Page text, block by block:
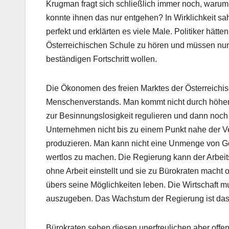
Krugman fragt sich schließlich immer noch,
konnte ihnen das nur entgehen? In Wirklichkeit
perfekt und erklärten es viele Male. Politiker
Österreichischen Schule zu hören und müssen
beständigen Fortschritt wollen.
Die Ökonomen des freien Marktes der
Menschenverstands. Man kommt nicht durch
zur Besinnungslosigkeit regulieren und dann
Unternehmen nicht bis zu einem Punkt nahe der
produzieren. Man kann nicht eine Unmenge von
wertlos zu machen. Die Regierung kann der
ohne Arbeit einstellt und sie zu Bürokraten macht
übers seine Möglichkeiten leben. Die Wirtschaft
auszugeben. Das Wachstum der Regierung ist